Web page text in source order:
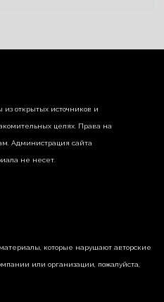
открытых источников и
целях. Права на
Администрация сайта
не несет.
которые нарушают авторские
или организации, пожалуйста,